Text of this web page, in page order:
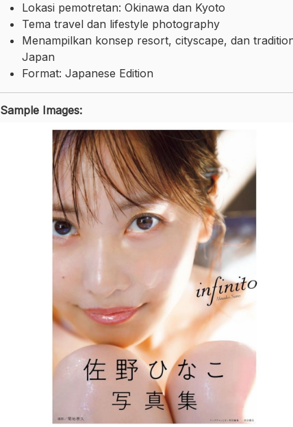
Lokasi pemotretan: Okinawa dan Kyoto
Tema travel dan lifestyle photography
Menampilkan konsep resort, cityscape, dan
Japan
Format: Japanese Edition
Sample Images: